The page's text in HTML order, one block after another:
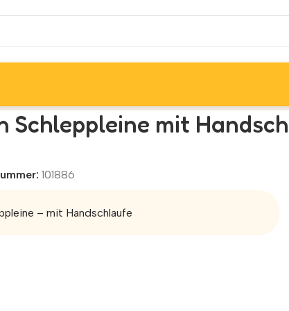
Schleppleine mit
101886
– mit Handschlaufe